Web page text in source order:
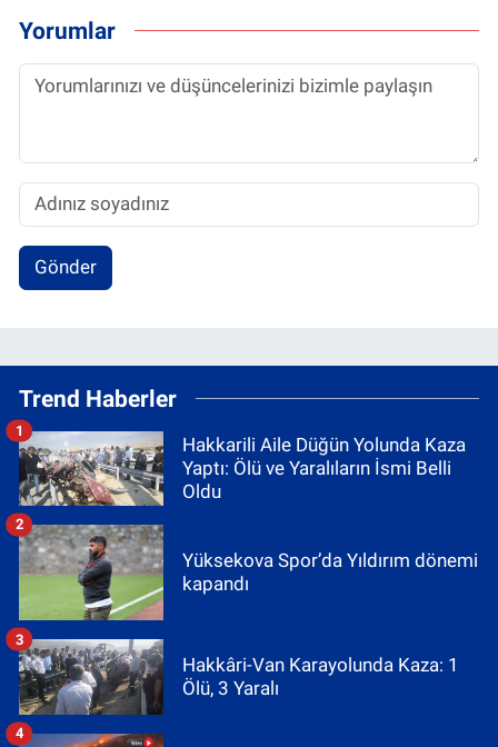
Yorumlar
Gönder
Trend Haberler
Hakkarili Aile Düğün Yolunda Kaza
Yaptı: Ölü ve Yaralıların İsmi Belli
Oldu
1
Yüksekova Spor’da Yıldırım dönemi
kapandı
2
Hakkâri-Van Karayolunda Kaza: 1
Ölü, 3 Yaralı
3
4